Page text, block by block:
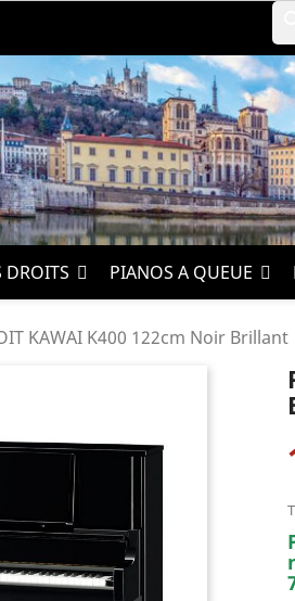
DROITS PIANOS A QUEUE
KAWAI K400 122cm Noir Brillant